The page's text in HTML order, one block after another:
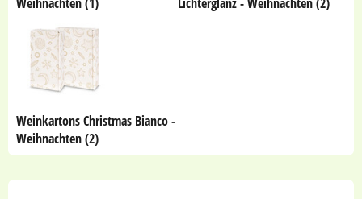
Weinkartons Christmas Bianco -
Weihnachten (2)